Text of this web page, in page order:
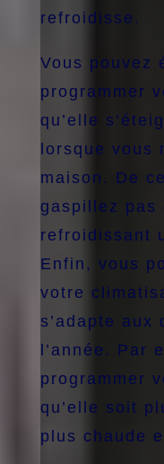
refroidisse.
Vous pouvez
programmer
qu’elle
lorsque vous
maison. De
gaspillez pas
refroidissant
Enfin, vous
votre
s’adapte aux
l’année. Par
programmer
qu’elle soit
plus chaude